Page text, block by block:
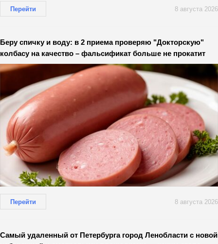
Перейти 8 августа 2026
Беру спичку и воду: в 2 приема проверяю "Докторскую"
колбасу на качество – фальсификат больше не прокатит
Перейти 8 августа 2026
Самый удаленный от Петербурга город Ленобласти с новой